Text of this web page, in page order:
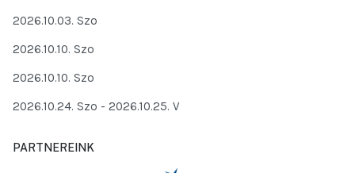
2026.10.03. Szo
2026.10.10. Szo
2026.10.10. Szo
2026.10.24. Szo - 2026.10.25. V
PARTNEREINK